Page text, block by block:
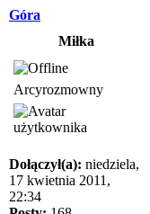
Góra
Miłka
Arcyrozmowny
Dołączył(a): niedziela,
17 kwietnia 2011,
22:34